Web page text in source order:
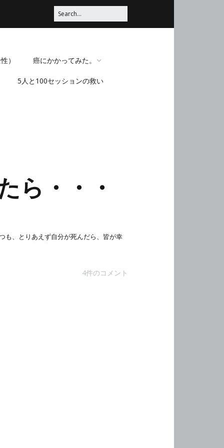
） 癌にかかってみた。
脳みそほじくられてみ
5人と100セッションの救い
ら・・・
も、とりあえず自分が死んだら、皆が幸
4件のコメント